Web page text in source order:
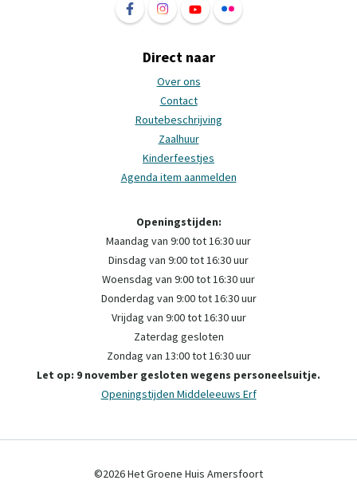
Volg ons op Facebook Het Groene Huis
Volg ons op Instagram Het Groene
Volg ons op YouTube Het
Volg ons op Flickr Het
Direct naar
Over ons
Contact
Routebeschrijving
Zaalhuur
Kinderfeestjes
Agenda item aanmelden
Openingstijden:
Maandag van 9:00 tot 16:30 uur
Dinsdag van 9:00 tot 16:30 uur
Woensdag van 9:00 tot 16:30 uur
Donderdag van 9:00 tot 16:30 uur
Vrijdag van 9:00 tot 16:30 uur
Zaterdag gesloten
Zondag van 13:00 tot 16:30 uur
Let op: 9 november gesloten wegens personeelsuitje.
Openingstijden Middeleeuws Erf
©2026 Het Groene Huis Amersfoort